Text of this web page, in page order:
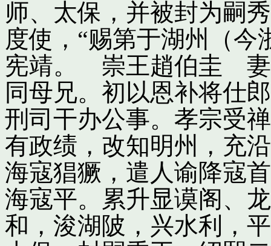
师、太保，并被封为嗣
度使，“赐第于湖州（今
宪靖。 崇王趙伯圭 妻
同母兄。初以恩补将仕
刑司干办公事。孝宗受
有政绩，改知明州，充
海寇猖獗，遣人谕降寇
海寇平。累升显谟阁、
和，浚湖陂，兴水利，